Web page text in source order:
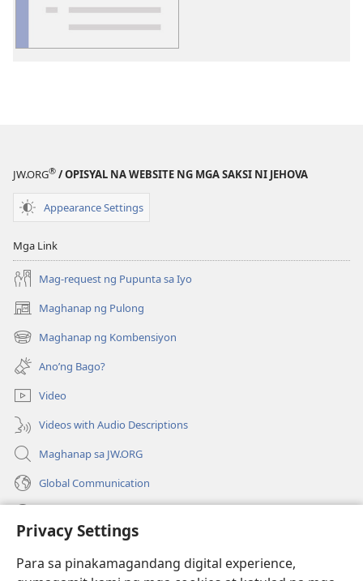
Privacy Settings
Para sa pinakamagandang digital experience,
JW.ORG® / OPISYAL NA WEBSITE NG MGA SAKSI NI JEHOVA
Appearance Settings
Mga Link
Mag-request ng Pupunta sa Iyo
Maghanap ng Pulong
(may
bubukas
na
bagong
window)
Maghanap ng Kombensiyon
(may
bubukas
na
bagong
window)
Ano’ng Bago?
Video
Videos with Audio Descriptions
Maghanap sa JW.ORG
Global Communication
(may